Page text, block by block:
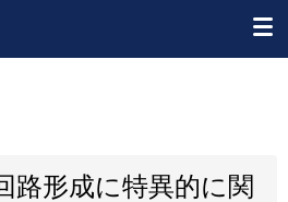
路形成に特異的に関